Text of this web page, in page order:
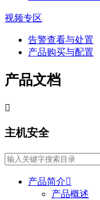
视频专区
告警查看与处置
产品购买与配置
产品文档

主机安全
产品简介
产品概述